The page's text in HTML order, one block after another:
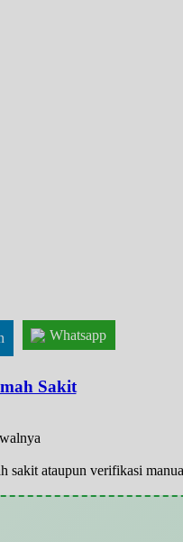
Whatsapp
Sakit
sakit ataupun verifikasi